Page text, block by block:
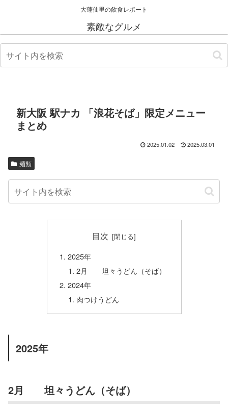
大蓮仙里の飲食レポート
素敵なグルメ
新大阪 駅ナカ 「浪花そば」限定メニュー
まとめ
2025.01.02 2025.03.01
麺類
目次
2025年
2月 坦々うどん（そば）
2024年
肉つけうどん
2025年
2月 坦々うどん（そば）